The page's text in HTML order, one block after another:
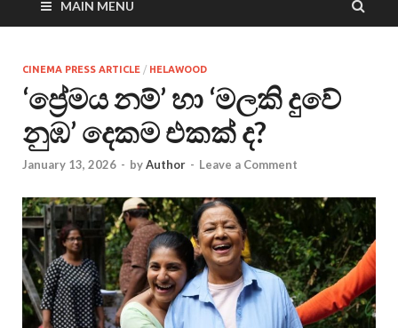
MAIN MENU
CINEMA PRESS ARTICLE / HELAWOOD
‘ප්‍රේමය නම්’ හා ‘මලකි දුවේ
නුඹ’ දෙකම එකක් ද?
January 13, 2026 - byAuthor - Leave a Comment